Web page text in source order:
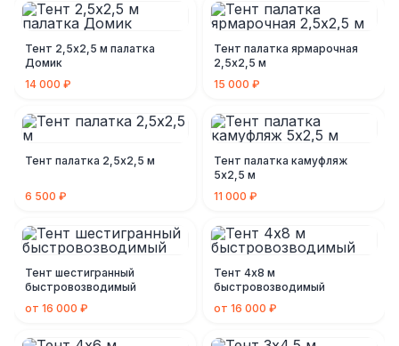
Тент 2,5х2,5 м палатка
Домик
14 000 ₽
Тент палатка ярмарочная
2,5х2,5 м
15 000 ₽
Тент палатка 2,5х2,5 м
6 500 ₽
Тент палатка камуфляж
5х2,5 м
11 000 ₽
Тент шестигранный
быстровозводимый
от 16 000 ₽
Тент 4х8 м
быстровозводимый
от 16 000 ₽